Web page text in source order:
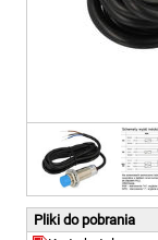
Pliki do pobrania